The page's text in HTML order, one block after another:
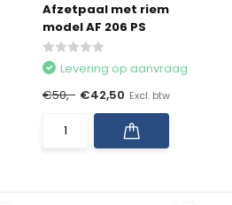
Afzetpaal met riem
model AF 206 PS
Levering op aanvraag
€50,- €42,50 Excl. btw